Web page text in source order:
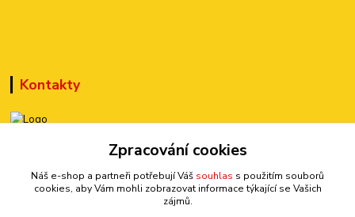
Kontakty
+420 777 899 301
sedmi@kraska1.cz
Zpracování cookies
Náš e-shop a partneři potřebují Váš souhlas s použitím souborů
cookies, aby Vám mohli zobrazovat informace týkající se Vašich
zájmů.